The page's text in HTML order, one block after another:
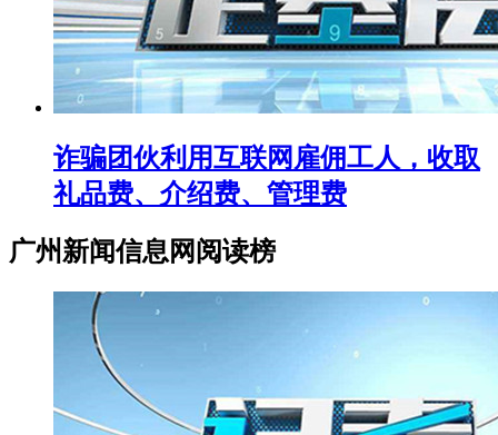
诈骗团伙利用互联网雇佣工人，收取
礼品费、介绍费、管理费
广州新闻信息网阅读榜